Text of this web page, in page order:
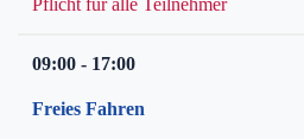
09:00 - 17:00
Freies Fahren